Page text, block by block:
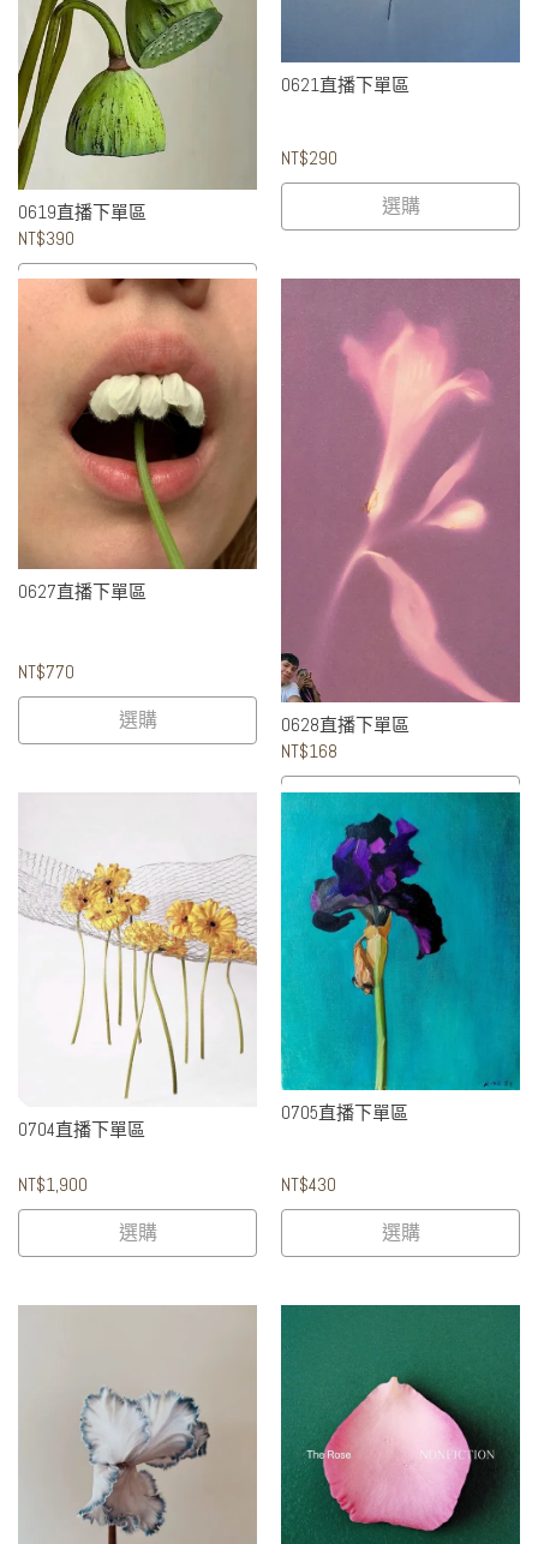
0619直播下單區
NT$390
選購
0621直播下單區
NT$290
選購
0627直播下單區
NT$770
選購
0628直播下單區
NT$168
選購
0704直播下單區
NT$1,900
選購
0705直播下單區
NT$430
選購